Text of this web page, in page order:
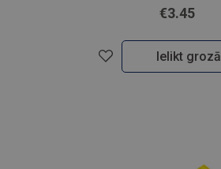
€3.45
Ielikt grozā